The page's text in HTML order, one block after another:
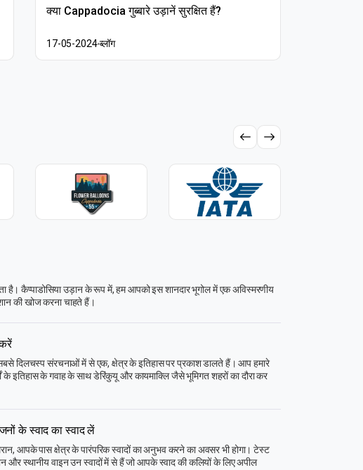
क्या Cappadocia गुब्बारे उड़ानें सुरक्षित हैं?
17-05-2024ब्लॉग
है। कैप्पाडोसिया उड़ान के रूप में, हम आपको इस शानदार भूगोल में एक अविस्मरणीय
की खोज करना चाहते हैं।
दिलचस्प संरचनाओं में से एक, क्षेत्र के इतिहास पर प्रकाश डालते हैं। आप हमारे
के इतिहास के गवाह के साथ डेरिंकुयू और कायमाक्लि जैसे भूमिगत शहरों का दौरा कर
के स्वाद का स्वाद लें
आपके पास क्षेत्र के पारंपरिक स्वादों का अनुभव करने का अवसर भी होगा। टेस्ट
और स्थानीय वाइन उन स्वादों में से हैं जो आपके स्वाद की कलियों के लिए अपील